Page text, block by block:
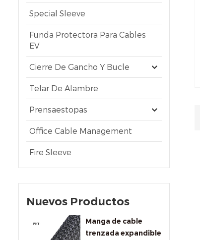
Special Sleeve
Funda Protectora Para Cables
EV
Cierre De Gancho Y Bucle
Telar De Alambre
Prensaestopas
Office Cable Management
Fire Sleeve
Nuevos Productos
Manga de cable
trenzada expandible